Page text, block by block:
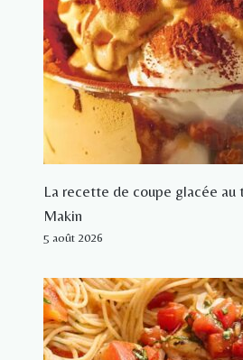
La recette de coupe glacée au
Makin
5 août 2026